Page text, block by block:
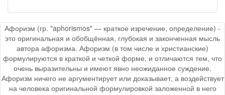
Афоризм (гр. "aphorismos" — краткое изречение, определение) -
это оригинальная и обобщённая, глубокая и законченная мысль
автора афоризма. Афоризм (в том числе и христианские)
формулируются в краткой и четкой форме, и отличаются тем, что
очень выразительны и имеют явно неожиданное суждение.
Афоризм ничего не аргументирует или доказывает, а воздействует
на человека оригинальной формулировкой заложенной в него